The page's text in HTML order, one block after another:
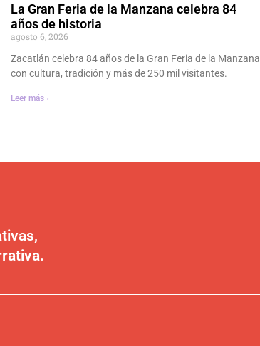
La Gran Feria de la Manzana celebra 84
años de historia
agosto 6, 2026
Zacatlán celebra 84 años de la Gran Feria de la Manzana
con cultura, tradición y más de 250 mil visitantes.
Leer más ›